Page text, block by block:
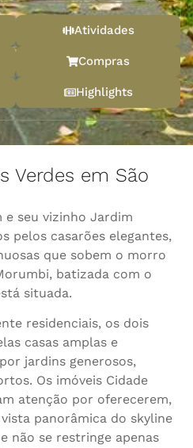
Atividades
Compras
Highlights
Verdes em São
e seu vizinho Jardim
pelos casarões elegantes,
que sobem o morro
batizada com o
situada.
residenciais, os dois
casas amplas e
jardins generosos,
Os imóveis Cidade
atenção por oferecerem,
panorâmica do skyline
não se restringe apenas